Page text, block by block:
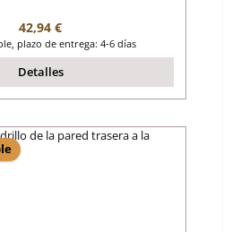
Precio normal:
42,94 €
plazo de entrega: 4-6 días
Detalles